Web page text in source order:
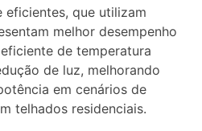
eficientes, que utilizam
melhor desempenho
de temperatura
de luz, melhorando
em cenários de
telhados residenciais.